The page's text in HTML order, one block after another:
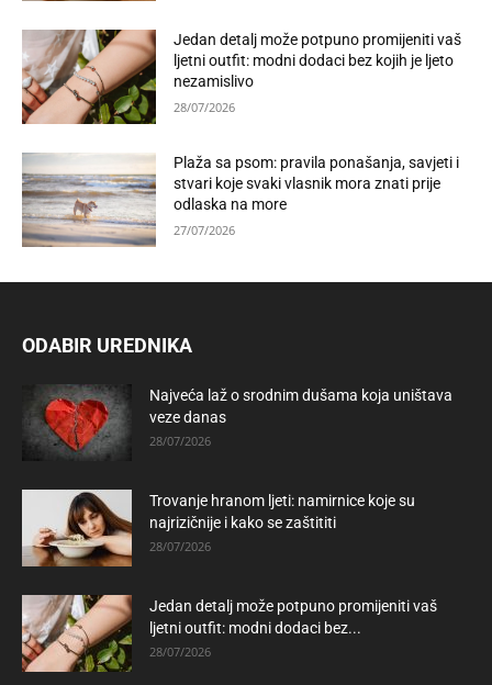
Jedan detalj može potpuno promijeniti vaš
ljetni outfit: modni dodaci bez kojih je ljeto
nezamislivo
28/07/2026
Plaža sa psom: pravila ponašanja, savjeti i
stvari koje svaki vlasnik mora znati prije
odlaska na more
27/07/2026
ODABIR UREDNIKA
Najveća laž o srodnim dušama koja uništava
veze danas
28/07/2026
Trovanje hranom ljeti: namirnice koje su
najrizičnije i kako se zaštititi
28/07/2026
Jedan detalj može potpuno promijeniti vaš
ljetni outfit: modni dodaci bez...
28/07/2026